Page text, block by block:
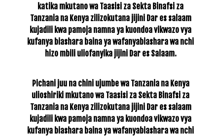
katika mkutano wa Taasisi za Sekta Binafsi za
Tanzania na Kenya zilizokutana jijini Dar es salaam
kujadili kwa pamoja namna ya kuondoa vikwazo vya
kufanya biashara baina ya wafanyabiashara wa nchi
hizo mbili uliofanyika jijini Dar es Salaam.
Pichani juu na chini ujumbe wa Tanzania na Kenya
ulioshiriki mkutano wa Taasisi za Sekta Binafsi za
Tanzania na Kenya zilizokutana jijini Dar es salaam
kujadili kwa pamoja namna ya kuondoa vikwazo vya
kufanya biashara baina ya wafanyabiashara wa nchi